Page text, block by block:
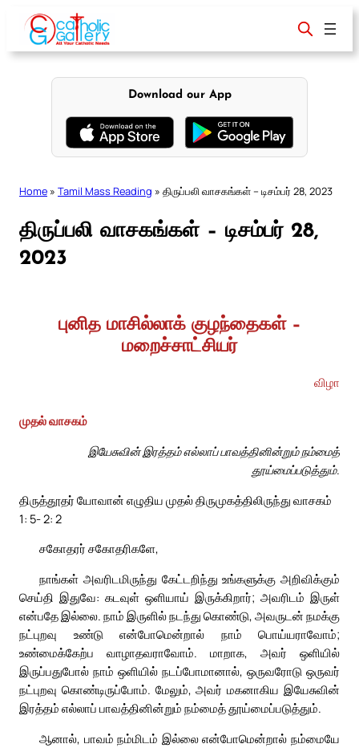
content
Download our App
Home » Tamil Mass Reading » திருப்பலி வாசகங்கள் – டிசம்பர் 28, 2023
திருப்பலி வாசகங்கள் – டிசம்பர் 28,
2023
புனித மாசில்லாக் குழந்தைகள் –
மறைச்சாட்சியர்
விழா
முதல் வாசகம்
இயேசுவின் இரத்தம் எல்லாப் பாவத்தினின்றும் நம்மைத்
தூய்மைப்படுத்தும்.
திருத்தூதர் யோவான் எழுதிய முதல் திருமுகத்திலிருந்து வாசகம்
1: 5- 2: 2
சகோதரர் சகோதரிகளே,
நாங்கள் அவரிடமிருந்து கேட்டறிந்து உங்களுக்கு அறிவிக்கும்
செய்தி இதுவே: கடவுள் ஒளியாய் இருக்கிறார்; அவரிடம் இருள்
என்பதே இல்லை. நாம் இருளில் நடந்து கொண்டு, அவருடன் நமக்கு
நட்புறவு உண்டு என்போமென்றால் நாம் பொய்யராவோம்;
உண்மைக்கேற்ப வாழாதவராவோம். மாறாக, அவர் ஒளியில்
இருப்பதுபோல் நாம் ஒளியில் நடப்போமானால், ஒருவரோடு ஒருவர்
நட்புறவு கொண்டிருப்போம். மேலும், அவர் மகனாகிய இயேசுவின்
இரத்தம் எல்லாப் பாவத்தினின்றும் நம்மைத் தூய்மைப்படுத்தும்.
ஆனால், பாவம் நம்மிடம் இல்லை என்போமென்றால் நம்மையே